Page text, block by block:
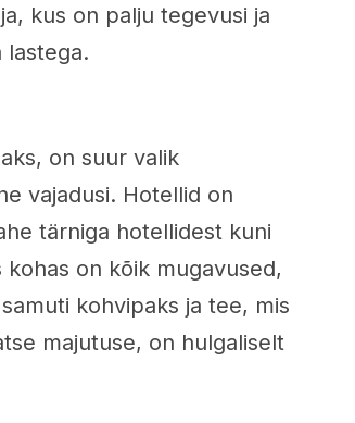
kus on palju tegevusi ja
lastega.
on suur valik
vajadusi. Hotellid on
tärniga hotellidest kuni
on kõik mugavused,
kohvipaks ja tee, mis
majutuse, on hulgaliselt